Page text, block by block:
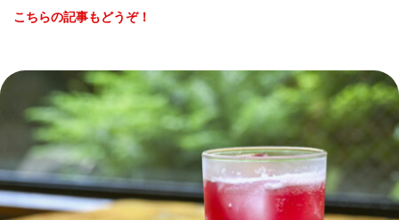
こちらの記事もどうぞ！